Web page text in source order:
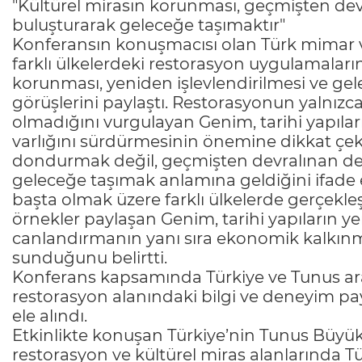
"Kültürel mirasın korunması, geçmişten
buluşturarak geleceğe taşımaktır"
Konferansın konuşmacısı olan Türk
farklı ülkelerdeki restorasyon
korunması, yeniden işlevlendirilmesi ve
görüşlerini paylaştı. Restorasyonun
olmadığını vurgulayan Genim, tarihi
varlığını sürdürmesinin önemine dikkat
dondurmak değil, geçmişten devralınan
geleceğe taşımak anlamına geldiğini
başta olmak üzere farklı ülkelerde
örnekler paylaşan Genim, tarihi yapıların
canlandırmanın yanı sıra ekonomik
sunduğunu belirtti.
Konferans kapsamında Türkiye ve Tunus
restorasyon alanındaki bilgi ve deneyim
ele alındı.
Etkinlikte konuşan Türkiye’nin Tunus
restorasyon ve kültürel miras alanlarında